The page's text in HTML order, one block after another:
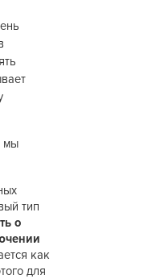
мы
тип
о
как
для